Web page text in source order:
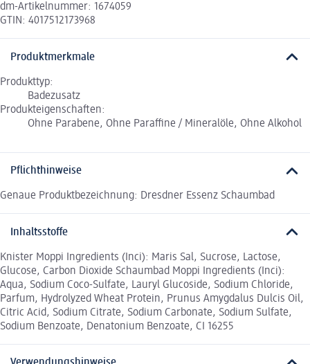
dm-Artikelnummer: 1674059
GTIN: 4017512173968
Produktmerkmale
Produkttyp:
Badezusatz
Produkteigenschaften:
Ohne Parabene, Ohne Paraffine / Mineralöle, Ohne Alkohol
Pflichthinweise
Genaue Produktbezeichnung: Dresdner Essenz Schaumbad
Inhaltsstoffe
Knister Moppi Ingredients (Inci): Maris Sal, Sucrose, Lactose,
Glucose, Carbon Dioxide Schaumbad Moppi Ingredients (Inci):
Aqua, Sodium Coco-Sulfate, Lauryl Glucoside, Sodium Chloride,
Parfum, Hydrolyzed Wheat Protein, Prunus Amygdalus Dulcis Oil,
Citric Acid, Sodium Citrate, Sodium Carbonate, Sodium Sulfate,
Sodium Benzoate, Denatonium Benzoate, CI 16255